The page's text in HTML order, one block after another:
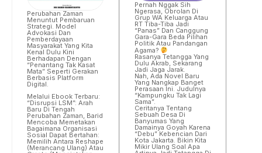
Perubahan Zaman
Menuntut Pembaruan
Strategi. Model
Advokasi Dan
Pemberdayaan
Masyarakat Yang Kita
Kenal Dulu Kini
Berhadapan Dengan
“penantang Tak Kasat
Mata” Seperti Gerakan
Berbasis Platform
Digital.
Melalui Ebook Terbaru:
“Disrupsi LSM”: Arah
Baru Di Tengah
Perubahan Zaman, Barid
Mencoba Memetakan
Bagaimana Organisasi
Sosial Dapat Bertahan:
Memilih Antara Reshape
(merancang Ulang) Atau
Pernah Nggak Sih
Ngerasa, Obrolan Di
Grup WA Keluarga Atau
RT Tiba-Tiba Jadi
“panas” Dan Canggung
Gara-Gara Beda Pilihan
Politik Atau Pandangan
Agama?
Rasanya Tetangga Yang
Dulu Akrab, Sekarang
Jadi Jaga Jarak.
Nah, Ada Novel Baru
Yang Nangkap Banget
Perasaan Ini. Judulnya
“Kampungku Tak Lagi
Sama”.
Ceritanya Tentang
Sebuah Desa Di
Banyumas Yang
Damainya Goyah Karena
“debu” Kebencian Dari
Kota Jakarta. Bikin Kita
Mikir Ulang Soal Apa